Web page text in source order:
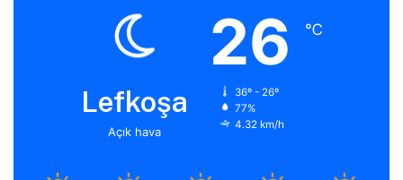
Lefkoşa
Açık hava
26 ℃
36º - 26º
77%
4.32 km/h